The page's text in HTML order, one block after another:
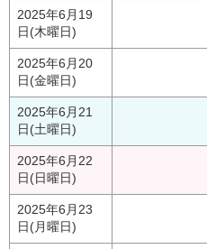
2025年6月19
日(木曜日)
2025年6月20
日(金曜日)
2025年6月21
日(土曜日)
2025年6月22
日(日曜日)
2025年6月23
日(月曜日)